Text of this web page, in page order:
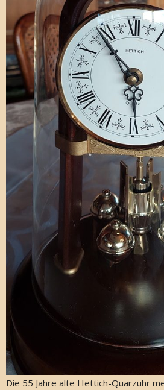
Die 55 Jahre alte Hettich-Quarzuhr